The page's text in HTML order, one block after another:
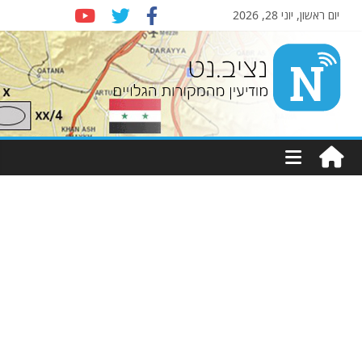
יום ראשון, יוני 28, 2026
Nziv.net
מודיעין
מהמקורות